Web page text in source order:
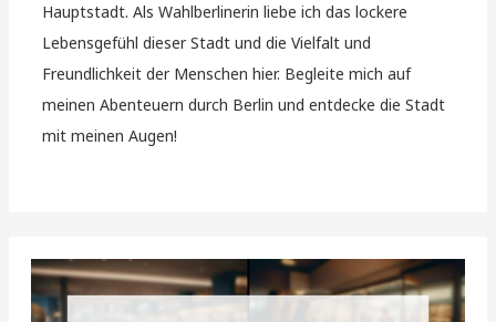
Hauptstadt. Als Wahlberlinerin liebe ich das lockere
Lebensgefühl dieser Stadt und die Vielfalt und
Freundlichkeit der Menschen hier. Begleite mich auf
meinen Abenteuern durch Berlin und entdecke die Stadt
mit meinen Augen!